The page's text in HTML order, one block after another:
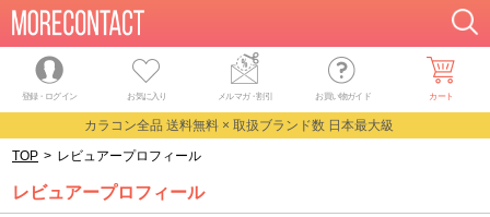
登録・ログイン お気に入り メルマガ・割引 お買い物ガイド カート
カラコン全品 送料無料 × 取扱ブランド数 日本最大級
TOP > レビュアープロフィール
レビュアープロフィール